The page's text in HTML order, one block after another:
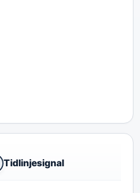
Tidlinjesignal